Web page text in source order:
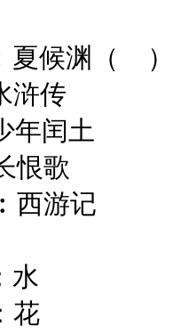
候渊（ ）
传
闰土
歌
游记
花